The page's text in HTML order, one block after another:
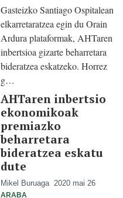
Gasteizko Santiago Ospitalean
elkarretaratzea egin du Orain
Ardura plataformak, AHTaren
inbertsioa gizarte beharretara
bideratzea eskatzeko. Horrez
g…
AHTaren inbertsio
ekonomikoak
premiazko
beharretara
bideratzea eskatu
dute
Mikel Buruaga 2020 mai 26
ARABA